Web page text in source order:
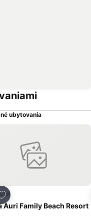
ubytovania
do obľúbených
Auri Family Beach Resort